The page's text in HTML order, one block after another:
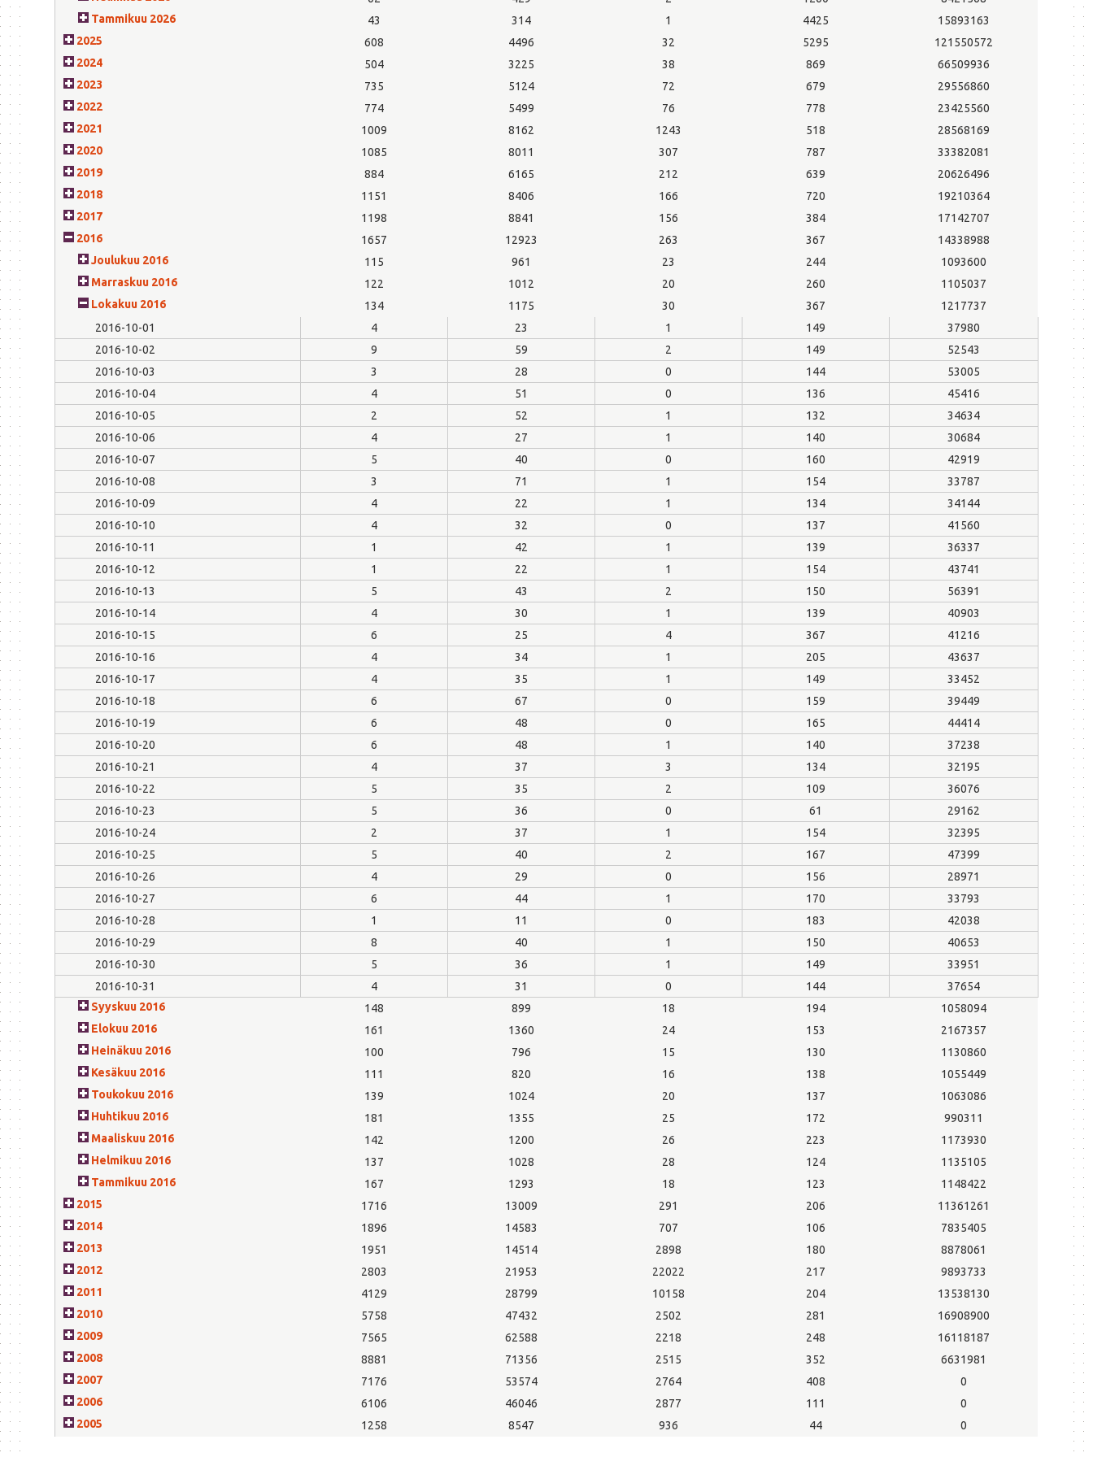
Tammikuu 2026
43 314 1 4425
15893163
2025
608 4496 32 5295
121550572
2024
504 3225 38 869
66509936
2023
735 5124 72 679
29556860
2022
774 5499 76 778
23425560
2021
1009 8162 1243 518
28568169
2020
1085 8011 307 787
33382081
2019
884 6165 212 639
20626496
2018
1151 8406 166 720
19210364
2017
1198 8841 156 384
17142707
2016
1657 12923 263 367
14338988
Joulukuu 2016
115 961 23 244
1093600
Marraskuu 2016
122 1012 20 260
1105037
Lokakuu 2016
134 1175 30 367
1217737
2016-10-01
4 23 1 149
37980
2016-10-02
9 59 2 149
52543
2016-10-03
3 28 0 144
53005
2016-10-04
4 51 0 136
45416
2016-10-05
2 52 1 132
34634
2016-10-06
4 27 1 140
30684
2016-10-07
5 40 0 160
42919
2016-10-08
3 71 1 154
33787
2016-10-09
4 22 1 134
34144
2016-10-10
4 32 0 137
41560
2016-10-11
1 42 1 139
36337
2016-10-12
1 22 1 154
43741
2016-10-13
5 43 2 150
56391
2016-10-14
4 30 1 139
40903
2016-10-15
6 25 4 367
41216
2016-10-16
4 34 1 205
43637
2016-10-17
4 35 1 149
33452
2016-10-18
6 67 0 159
39449
2016-10-19
6 48 0 165
44414
2016-10-20
6 48 1 140
37238
2016-10-21
4 37 3 134
32195
2016-10-22
5 35 2 109
36076
2016-10-23
5 36 0 61
29162
2016-10-24
2 37 1 154
32395
2016-10-25
5 40 2 167
47399
2016-10-26
4 29 0 156
28971
2016-10-27
6 44 1 170
33793
2016-10-28
1 11 0 183
42038
2016-10-29
8 40 1 150
40653
2016-10-30
5 36 1 149
33951
2016-10-31
4 31 0 144
37654
Syyskuu 2016
148 899 18 194
1058094
Elokuu 2016
161 1360 24 153
2167357
Heinäkuu 2016
100 796 15 130
1130860
Kesäkuu 2016
111 820 16 138
1055449
Toukokuu 2016
139 1024 20 137
1063086
Huhtikuu 2016
181 1355 25 172
990311
Maaliskuu 2016
142 1200 26 223
1173930
Helmikuu 2016
137 1028 28 124
1135105
Tammikuu 2016
167 1293 18 123
1148422
2015
1716 13009 291 206
11361261
2014
1896 14583 707 106
7835405
2013
1951 14514 2898 180
8878061
2012
2803 21953 22022 217
9893733
2011
4129 28799 10158 204
13538130
2010
5758 47432 2502 281
16908900
2009
7565 62588 2218 248
16118187
2008
8881 71356 2515 352
6631981
2007
7176 53574 2764 408
0
2006
6106 46046 2877 111
0
2005
1258 8547 936 44 0